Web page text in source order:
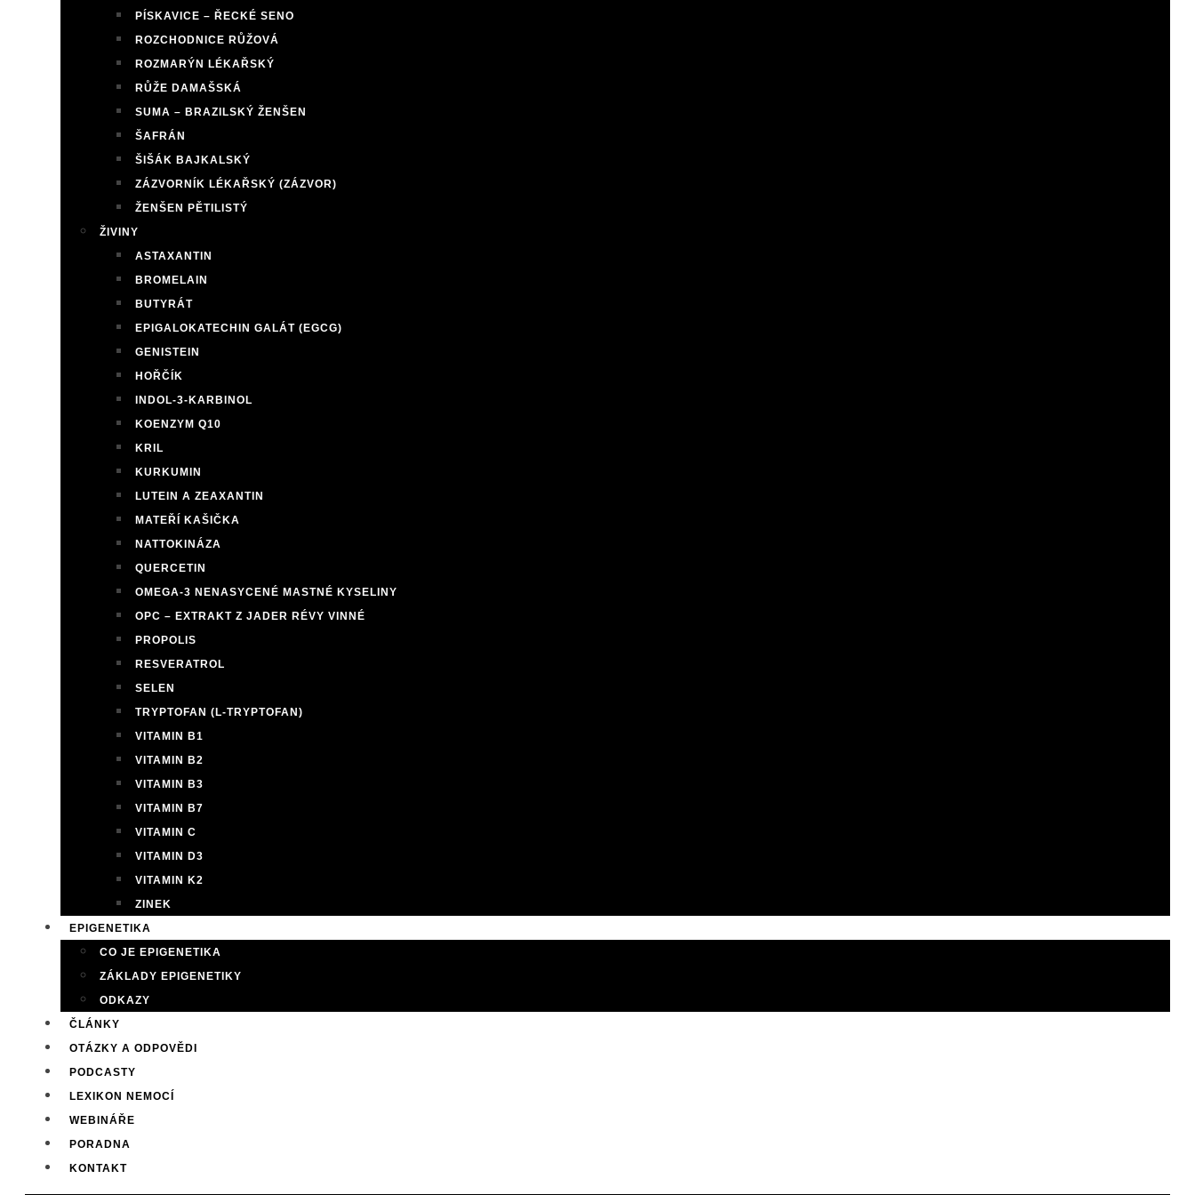
PÍSKAVICE – ŘECKÉ SENO
ROZCHODNICE RŮŽOVÁ
ROZMARÝN LÉKAŘSKÝ
RŮŽE DAMAŠSKÁ
SUMA – BRAZILSKÝ ŽENŠEN
ŠAFRÁN
ŠIŠÁK BAJKALSKÝ
ZÁZVORNÍK LÉKAŘSKÝ (ZÁZVOR)
ŽENŠEN PĚTILISTÝ
ŽIVINY
ASTAXANTIN
BROMELAIN
BUTYRÁT
EPIGALOKATECHIN GALÁT (EGCG)
GENISTEIN
HOŘČÍK
INDOL-3-KARBINOL
KOENZYM Q10
KRIL
KURKUMIN
LUTEIN A ZEAXANTIN
MATEŘÍ KAŠIČKA
NATTOKINÁZA
QUERCETIN
OMEGA-3 NENASYCENÉ MASTNÉ KYSELINY
OPC – EXTRAKT Z JADER RÉVY VINNÉ
PROPOLIS
RESVERATROL
SELEN
TRYPTOFAN (L-TRYPTOFAN)
VITAMIN B1
VITAMIN B2
VITAMIN B3
VITAMIN B7
VITAMIN C
VITAMIN D3
VITAMIN K2
ZINEK
EPIGENETIKA
CO JE EPIGENETIKA
ZÁKLADY EPIGENETIKY
ODKAZY
ČLÁNKY
OTÁZKY A ODPOVĚDI
PODCASTY
LEXIKON NEMOCÍ
WEBINÁŘE
PORADNA
KONTAKT